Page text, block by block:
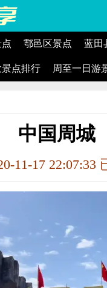
鄠邑区景点 蓝田
景点排行 周至一日游
中国周城
11-17 22:07:33